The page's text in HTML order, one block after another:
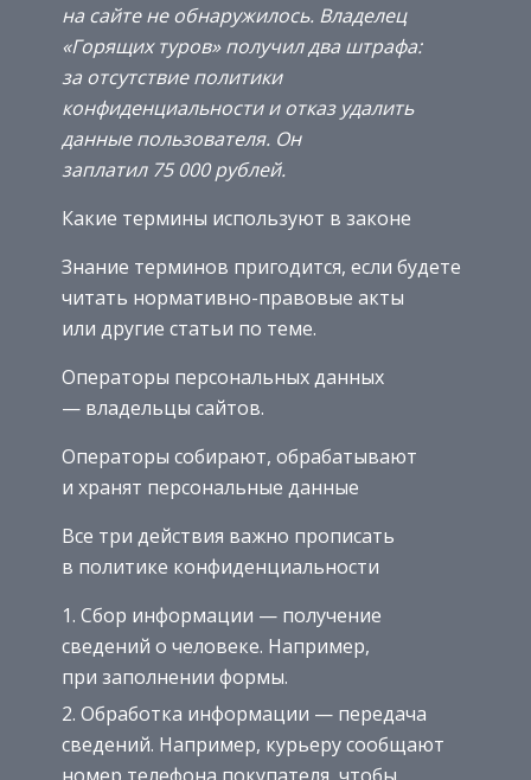
на сайте не обнаружилось. Владелец
«Горящих туров» получил два штрафа:
за отсутствие политики
конфиденциальности и отказ удалить
данные пользователя. Он
заплатил 75 000 рублей.
Какие термины используют в законе
Знание терминов пригодится, если будете
читать нормативно-правовые акты
или другие статьи по теме.
Операторы персональных данных
— владельцы сайтов.
Операторы собирают, обрабатывают
и хранят персональные данные
Все три действия важно прописать
в политике конфиденциальности
Сбор информации — получение
сведений о человеке. Например,
при заполнении формы.
Обработка информации — передача
сведений. Например, курьеру сообщают